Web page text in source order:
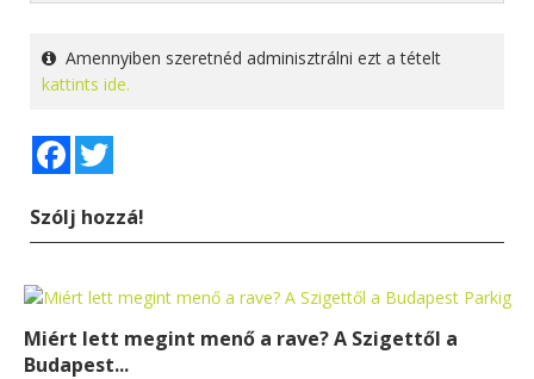
Amennyiben szeretnéd adminisztrálni ezt a tételt
kattints ide.
Facebook
Szólj hozzá!
Miért lett megint menő a rave? A Szigettől a
Budapest...